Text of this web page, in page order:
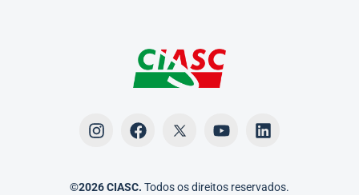
©2026 CIASC. Todos os direitos reservados.